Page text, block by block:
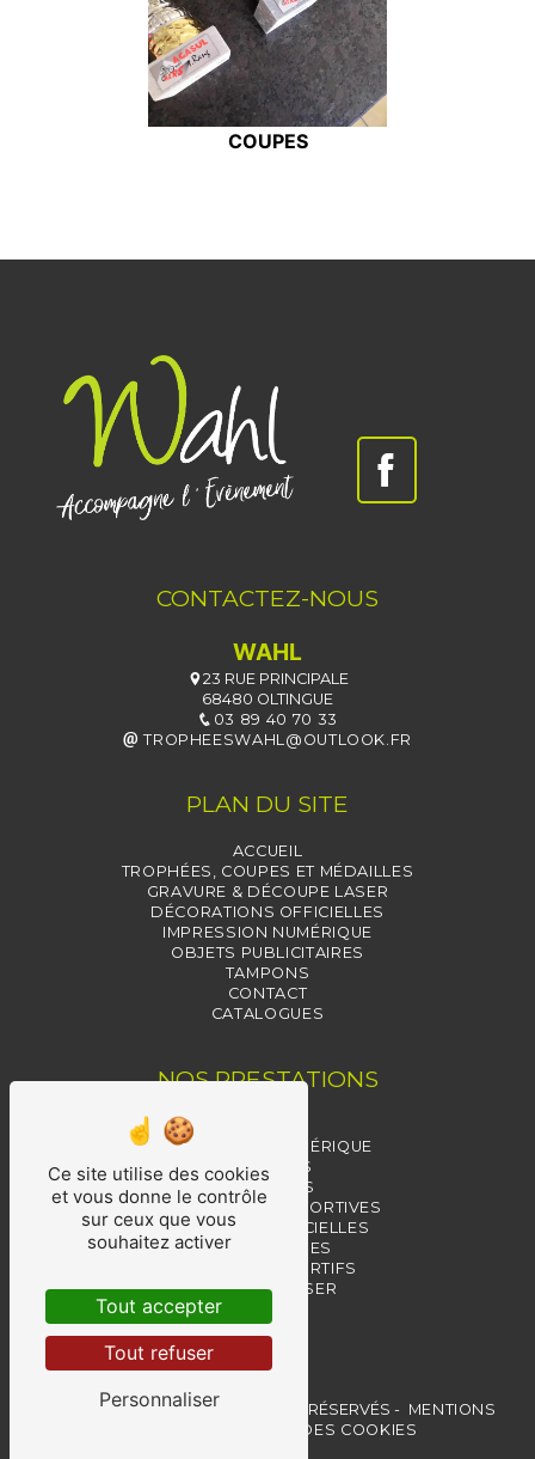
COUPES
CONTACTEZ-NOUS
WAHL
23 RUE PRINCIPALE
68480 OLTINGUE
03 89 40 70 33
TROPHEESWAHL@OUTLOOK.FR
PLAN DU SITE
ACCUEIL
TROPHÉES, COUPES ET MÉDAILLES
GRAVURE & DÉCOUPE LASER
DÉCORATIONS OFFICIELLES
IMPRESSION NUMÉRIQUE
OBJETS PUBLICITAIRES
TAMPONS
CONTACT
CATALOGUES
NOS PRESTATIONS
IMPRESSION NUMÉRIQUE
TROPHÉES
MÉDAILLES
RÉCOMPENSES SPORTIVES
MÉDAILLES OFFICIELLES
RÉCOMPENSES
TROPHÉES SPORTIFS
GRAVURE LASER
COUPES
VISTALID- 2026 - TOUS DROITS RÉSERVÉS - MENTIONS
GESTION DES COOKIES
Ce site utilise des cookies
et vous donne le contrôle
sur ceux que vous
souhaitez activer
Tout accepter
Tout refuser
Personnaliser